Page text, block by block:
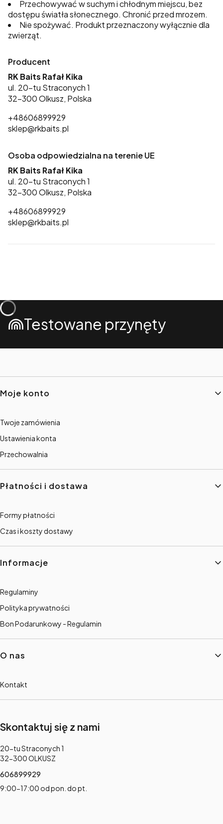
Przechowywać w suchym i chłodnym miejscu, bez
dostępu światła słonecznego. Chronić przed mrozem.
Nie spożywać. Produkt przeznaczony wyłącznie dla
zwierząt.
Producent
RK Baits Rafał Kika
ul. 20-tu Straconych 1
32-300 Olkusz, Polska
+48606899929
sklep@rkbaits.pl
Osoba odpowiedzialna na terenie UE
RK Baits Rafał Kika
ul. 20-tu Straconych 1
32-300 Olkusz, Polska
+48606899929
sklep@rkbaits.pl
Testowane przynęty
Linki w stopce
Moje konto
Twoje zamówienia
Ustawienia konta
Przechowalnia
Płatności i dostawa
Formy płatności
Czas i koszty dostawy
Informacje
Regulaminy
Polityka prywatności
Bon Podarunkowy - Regulamin
O nas
Kontakt
Skontaktuj się z nami
Adres:
20-tu Straconych 1
32-300 OLKUSZ
606899929
9:00-17:00 od pon. do pt.